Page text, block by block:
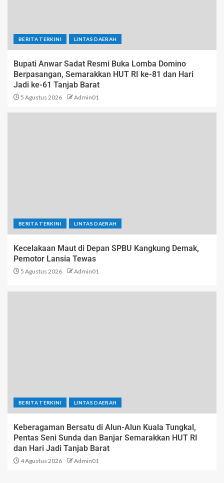
BERITA TERKINI LINTAS DAERAH
Bupati Anwar Sadat Resmi Buka Lomba Domino
Berpasangan, Semarakkan HUT RI ke-81 dan Hari
Jadi ke-61 Tanjab Barat
5 Agustus 2026 Admin01
BERITA TERKINI LINTAS DAERAH
Kecelakaan Maut di Depan SPBU Kangkung Demak,
Pemotor Lansia Tewas
5 Agustus 2026 Admin01
BERITA TERKINI LINTAS DAERAH
Keberagaman Bersatu di Alun-Alun Kuala Tungkal,
Pentas Seni Sunda dan Banjar Semarakkan HUT RI
dan Hari Jadi Tanjab Barat
4 Agustus 2026 Admin01